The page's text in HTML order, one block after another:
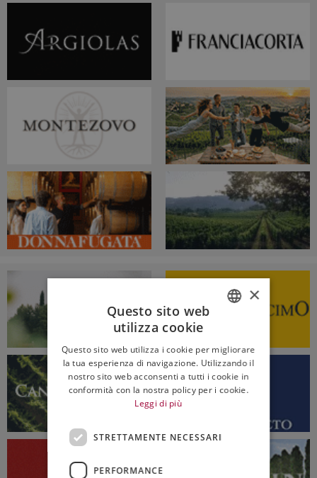
ENGLISH
×
Questo sito web
utilizza cookie
Questo sito web utilizza i cookie per migliorare
la tua esperienza di navigazione. Utilizzando il
nostro sito web acconsenti a tutti i cookie in
conformità con la nostra policy per i cookie.
Leggi di più
STRETTAMENTE NECESSARI
PERFORMANCE